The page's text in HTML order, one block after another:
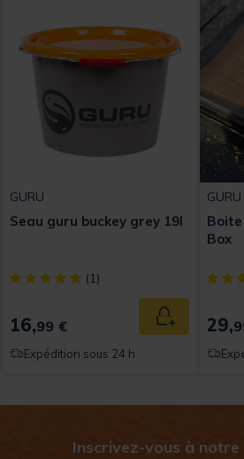
GURU
Seau guru buckey grey 19l
[object Object] out of 5 Customer
(1)
16,99 € Ajouter au
Expédition sous 24 h
GURU
Box
29,
Inscrivez-vous à